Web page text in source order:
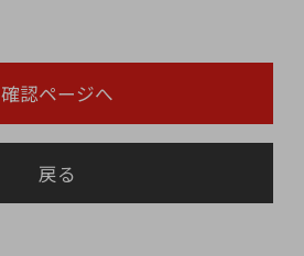
確認ページへ
戻る